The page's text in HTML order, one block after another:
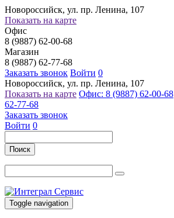
Новороссийск, ул. пр. Ленина, 107
Показать на карте
Офис
8 (9887) 62-00-68
Магазин
8 (9887) 62-77-68
Заказать звонок Войти 0
Новороссийск, ул. пр. Ленина, 107
Показать на карте Офис: 8 (9887) 62-00-68
62-77-68
Заказать звонок
Войти 0
Поиск
Toggle navigation